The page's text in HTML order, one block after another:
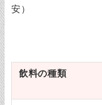
安）
飲料の種類